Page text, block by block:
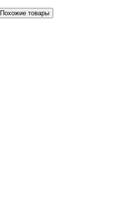
Похожие товары